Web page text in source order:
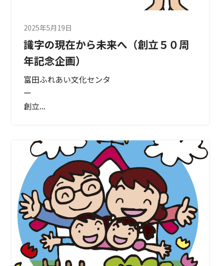
2025年5月19日
識字の現在から未来へ（創立５０周
年記念企画）
富田ふれあい文化センタ
創立...